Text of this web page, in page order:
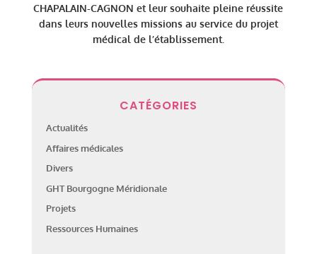
CHAPALAIN-CAGNON et leur souhaite pleine réussite
dans leurs nouvelles missions au service du projet
médical de l’établissement.
CATÉGORIES
Actualités
Affaires médicales
Divers
GHT Bourgogne Méridionale
Projets
Ressources Humaines